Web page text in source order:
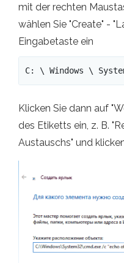
mit der rechten
wählen Sie "Create" -
Eingabetaste ein
C: \ Windows \
Klicken Sie dann auf
des Etiketts ein, z. B.
Austauschs" und